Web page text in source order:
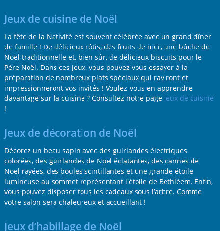
Jeux de cuisine de Noël
La fête de la Nativité est souvent célébrée avec un grand dîner
de famille ! De délicieux rôtis, des fruits de mer, une bûche de
Noël traditionnelle et, bien sûr, de délicieux biscuits pour le
Père Noël. Dans ces jeux, vous pouvez vous essayer à la
préparation de nombreux plats spéciaux qui raviront et
impressionneront vos invités ! Voulez-vous en apprendre
davantage sur la cuisine ? Consultez notre page jeux de cuisine
!
Jeux de décoration de Noël
Décorez un beau sapin avec des guirlandes électriques
colorées, des guirlandes de Noël éclatantes, des cannes de
Noël rayées, des boules scintillantes et une grande étoile
lumineuse au sommet représentant l'étoile de Bethléem. Enfin,
vous pouvez disposer tous les cadeaux sous l’arbre. Comme
votre salon sera chaleureux et accueillant !
Jeux d’habillage de Noël